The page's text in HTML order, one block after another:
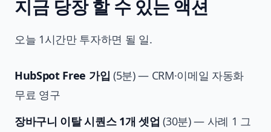
지금 당장 할 수 있는 액션
오늘 1시간만 투자하면 될 일.
HubSpot Free 가입 (5분) — CRM·이메일 자동화
무료 영구
장바구니 이탈 시퀀스 1개 셋업 (30분) — 사례 1 그